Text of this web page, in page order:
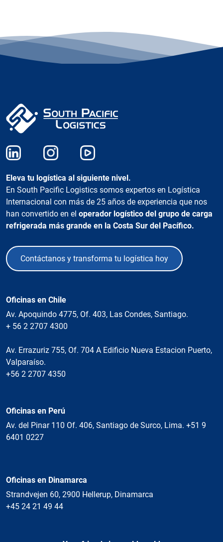
Eleva tu logística al siguiente nivel.
En South Pacific Logistics somos expertos en Logística
Internacional con más de 25 años de experiencia que nos
han convertido en el operador logístico del grupo de carga
refrigerada más grande en la Costa Sur del Pacífico.
Contáctanos y transforma tu logística hoy
Oficinas en Chile
Av. Apoquindo 4775, Of. 403, Las Condes, Santiago.
+ 56 2 2707 4300
Av. Errazuriz 755, Of. 704 A Edificio Nueva Estacion Puerto,
Valparaíso.
+56 2 2707 4350
Oficinas en Perú
Av. del Pinar 110 Of. 406, Santiago de Surco, Lima. +51 9
6401 0227
Oficinas en Dinamarca
Strandvejen 60, 2900 Hellerup, Dinamarca
+45 24 21 49 44